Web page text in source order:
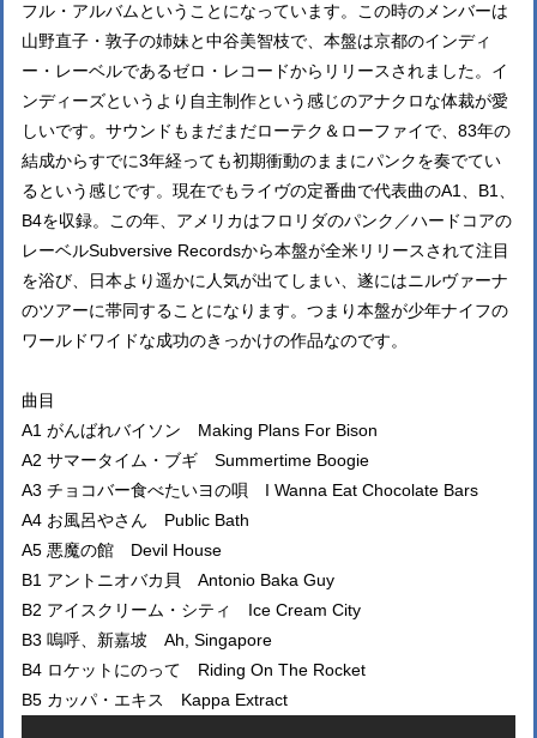
フル・アルバムということになっています。この時のメンバーは
山野直子・敦子の姉妹と中谷美智枝で、本盤は京都のインディ
ー・レーベルであるゼロ・レコードからリリースされました。イ
ンディーズというより自主制作という感じのアナクロな体裁が愛
しいです。サウンドもまだまだローテク＆ローファイで、83年の
結成からすでに3年経っても初期衝動のままにパンクを奏でてい
るという感じです。現在でもライヴの定番曲で代表曲のA1、B1、
B4を収録。この年、アメリカはフロリダのパンク／ハードコアの
レーベルSubversive Recordsから本盤が全米リリースされて注目
を浴び、日本より遥かに人気が出てしまい、遂にはニルヴァーナ
のツアーに帯同することになります。つまり本盤が少年ナイフの
ワールドワイドな成功のきっかけの作品なのです。
曲目
A1 がんばれバイソン Making Plans For Bison
A2 サマータイム・ブギ Summertime Boogie
A3 チョコバー食べたいヨの唄 I Wanna Eat Chocolate Bars
A4 お風呂やさん Public Bath
A5 悪魔の館 Devil House
B1 アントニオバカ貝 Antonio Baka Guy
B2 アイスクリーム・シティ Ice Cream City
B3 嗚呼、新嘉坡 Ah, Singapore
B4 ロケットにのって Riding On The Rocket
B5 カッパ・エキス Kappa Extract